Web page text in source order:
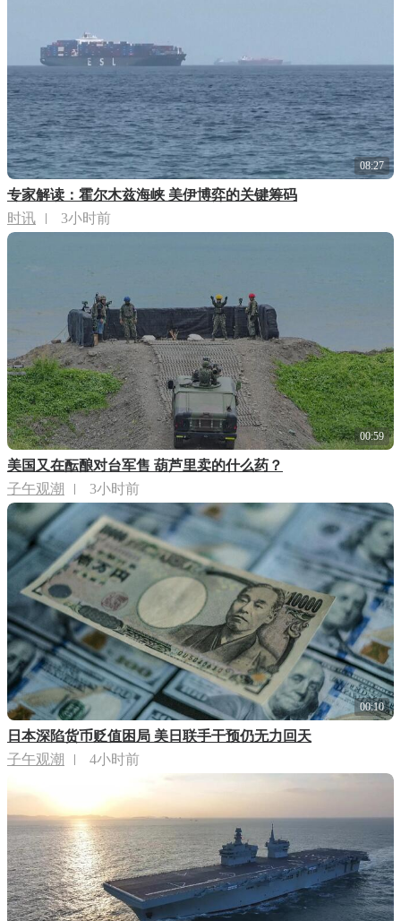
08:27
专家解读：霍尔木兹海峡 美伊博弈的关键筹码
时讯
3小时前
00:59
美国又在酝酿对台军售 葫芦里卖的什么药？
子午观潮
3小时前
00:10
日本深陷货币贬值困局 美日联手干预仍无力回天
子午观潮
4小时前